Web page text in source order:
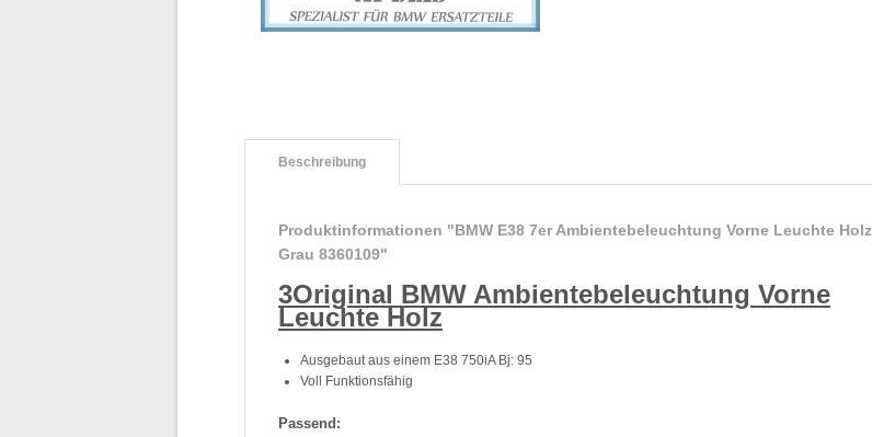
Beschreibung
Produktinformationen "BMW E38 7er Ambientebeleuchtung Vorne Leuchte Holz
Grau 8360109"
3Original BMW Ambientebeleuchtung Vorne
Leuchte Holz
Ausgebaut aus einem E38 750iA Bj: 95
Voll Funktionsfähig
Passend: